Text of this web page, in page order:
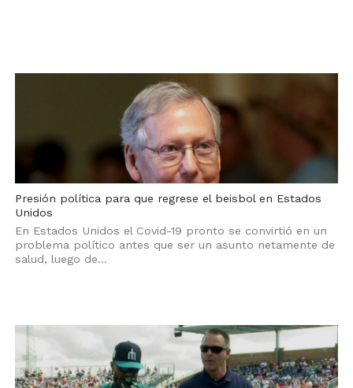
Presión política para que regrese el beisbol en Estados
Unidos
En Estados Unidos el Covid-19 pronto se convirtió en un
problema político antes que ser un asunto netamente de
salud, luego de...